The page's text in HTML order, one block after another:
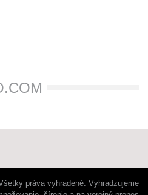
práva vyhradené. Vyhradzujeme